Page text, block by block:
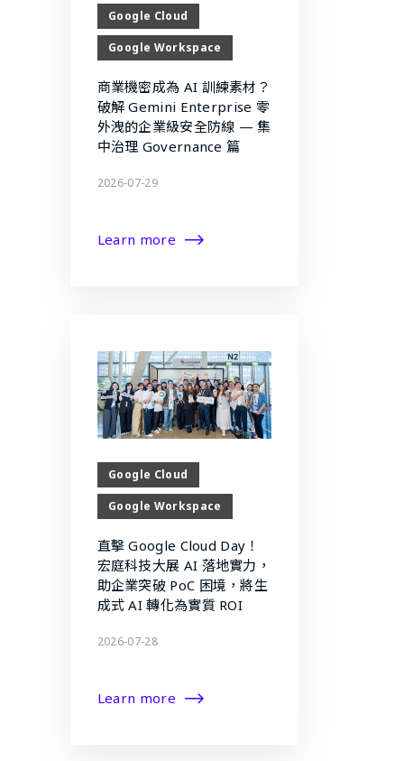
Google Cloud
Google Workspace
商業機密成為 AI 訓練素材？
破解 Gemini Enterprise 零
外洩的企業級安全防線 — 集
中治理 Governance 篇
2026-07-29
Learn more
Google Cloud
Google Workspace
直擊 Google Cloud Day！
宏庭科技大展 AI 落地實力，
助企業突破 PoC 困境，將生
成式 AI 轉化為實質 ROI
2026-07-28
Learn more